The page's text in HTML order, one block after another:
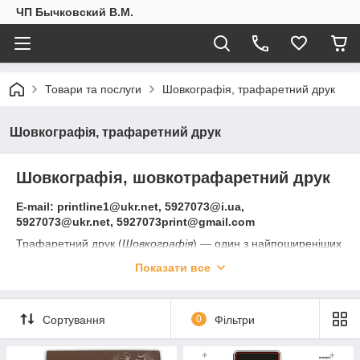
ЧП Бычковский В.М.
Товари та послуги Шовкографія, трафаретний друк
Шовкографія, трафаретний друк
Шовкографія, шовкотрафаретний друк
E-mail: printline1@ukr.net, 5927073@i.ua,
5927073@ukr.net, 5927073print@gmail.com
Трафаретний друк (Шовкографія) ― один з найпоширеніших
інших матеріалах. Підходить як один з найбільш
/Внимание! Цены на сайте могут отличаться от цены
продукции на текущий момент. Стоимость уточняйте у
менеджера по электронной почте или по телефону, так
Показати все
Сортування 0 Фільтри